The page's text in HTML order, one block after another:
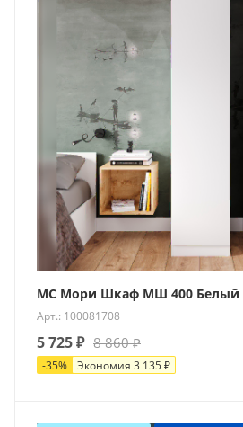
МС Мори Шкаф МШ 400 Белый
Арт.: 100081708
5 725₽ 8 860₽
-35% Экономия 3 135₽